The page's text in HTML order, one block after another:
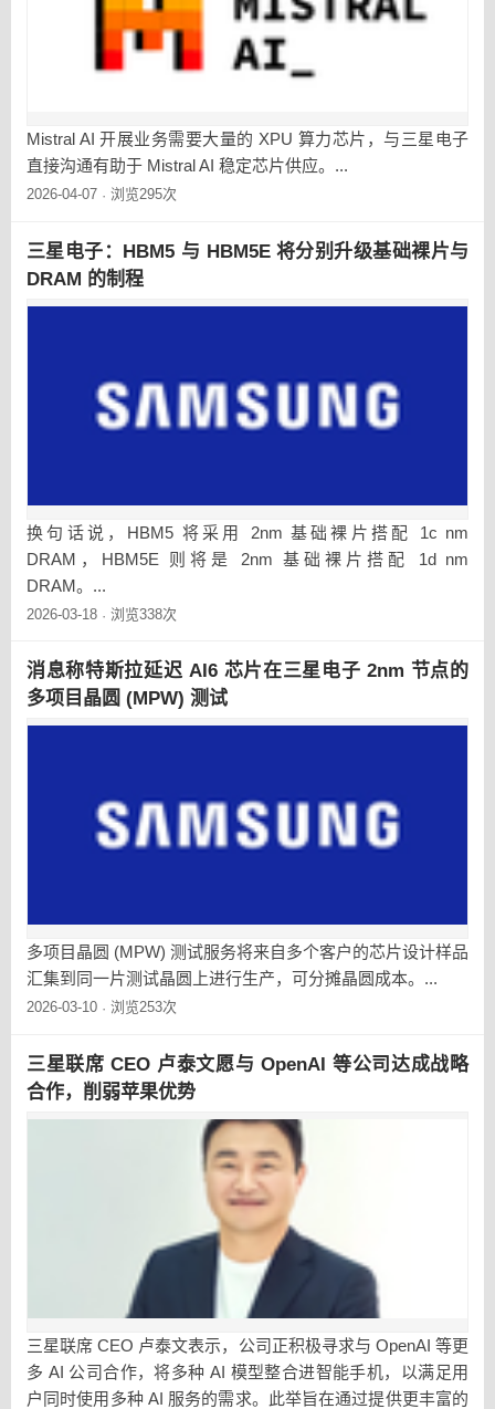
Mistral AI 开展业务需要大量的 XPU 算力芯片，与三星电子
直接沟通有助于 Mistral AI 稳定芯片供应。...
2026-04-07 · 浏览295次
三星电子：HBM5 与 HBM5E 将分别升级基础裸片与
DRAM 的制程
换句话说，HBM5 将采用 2nm 基础裸片搭配 1c nm
DRAM，HBM5E 则将是 2nm 基础裸片搭配 1d nm
DRAM。...
2026-03-18 · 浏览338次
消息称特斯拉延迟 AI6 芯片在三星电子 2nm 节点的
多项目晶圆 (MPW) 测试
多项目晶圆 (MPW) 测试服务将来自多个客户的芯片设计样品
汇集到同一片测试晶圆上进行生产，可分摊晶圆成本。...
2026-03-10 · 浏览253次
三星联席 CEO 卢泰文愿与 OpenAI 等公司达成战略
合作，削弱苹果优势
三星联席 CEO 卢泰文表示，公司正积极寻求与 OpenAI 等更
多 AI 公司合作，将多种 AI 模型整合进智能手机，以满足用
户同时使用多种 AI 服务的需求。此举旨在通过提供更丰富的